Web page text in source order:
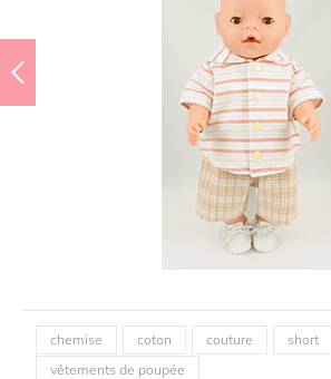
chemise coton couture
short
vêtements de poupée